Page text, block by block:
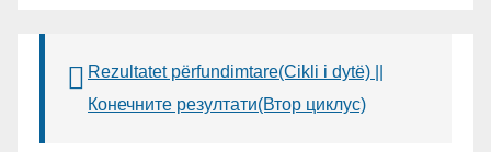
Rezultatet përfundimtare(Cikli i dytë) ||
Конечните резултати(Втор циклус)